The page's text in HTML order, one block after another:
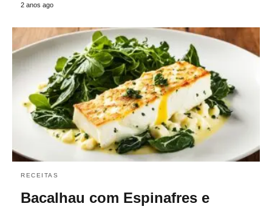
2 anos ago
RECEITAS
Bacalhau com Espinafres e